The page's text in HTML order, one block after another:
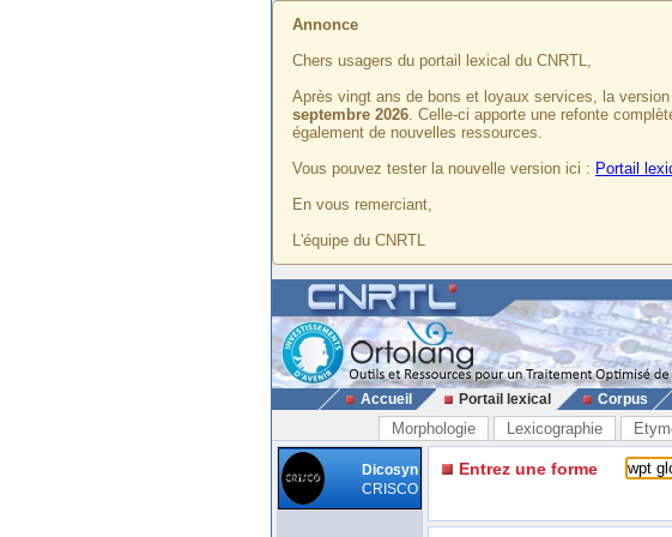
Annonce
Chers usagers du portail lexical du CNRTL,
Après vingt ans de bons et loyaux services, la
septembre 2026. Celle-ci apporte une refonte
également de nouvelles ressources.
Vous pouvez tester la nouvelle version ici : Portail
En vous remerciant,
L'équipe du CNRTL
Accueil Portail lexical Corpus
Morphologie Lexicographie
Dicosyn
CRISCO
Entrez une forme